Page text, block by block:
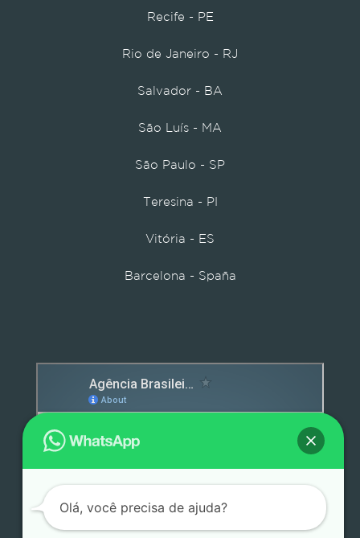
Recife - PE
Rio de Janeiro - RJ
Salvador - BA
São Luís - MA
São Paulo - SP
Teresina - PI
Vitória - ES
Barcelona - Spaña
Olá, você precisa de ajuda?